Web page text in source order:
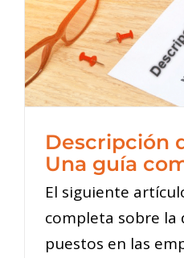
Descripción
Una guía
El siguiente
completa sobre la
puestos en las